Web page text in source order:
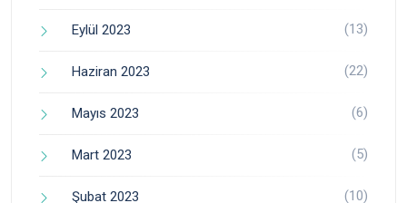
Eylül 2023 (13)
Haziran 2023 (22)
Mayıs 2023 (6)
Mart 2023 (5)
Şubat 2023 (10)